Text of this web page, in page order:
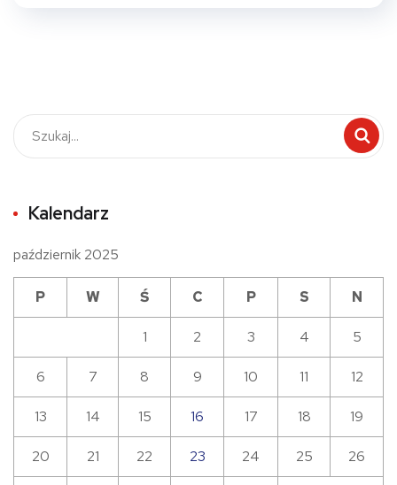
Kalendarz
październik 2025
P W Ś C P S N
1 2 3 4 5
6 7 8 9 10 11 12
13 14 15 16 17 18 19
20 21 22 23 24 25 26